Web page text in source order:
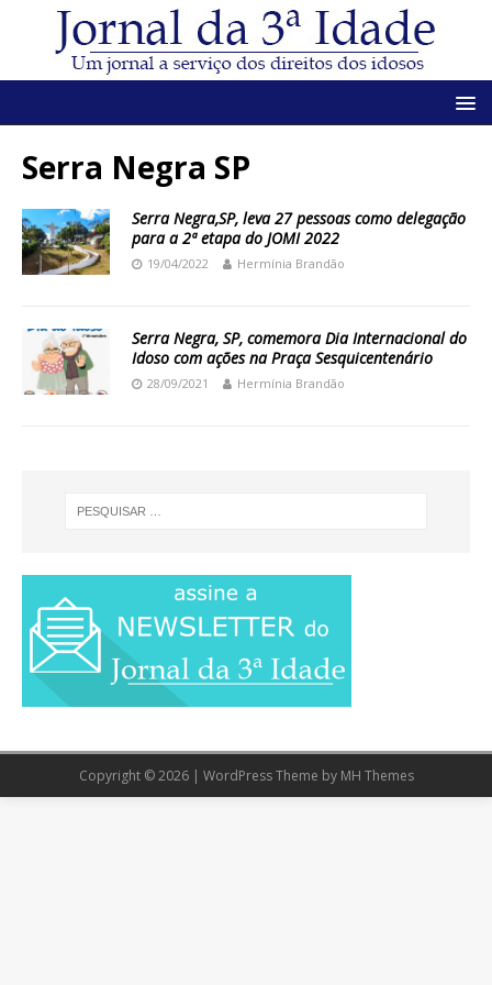
Serra Negra SP
Serra Negra,SP, leva 27 pessoas como delegação
para a 2ª etapa do JOMI 2022
19/04/2022 Hermínia Brandão
Serra Negra, SP, comemora Dia Internacional do
Idoso com ações na Praça Sesquicentenário
28/09/2021 Hermínia Brandão
Copyright © 2026 | WordPress Theme by MH Themes